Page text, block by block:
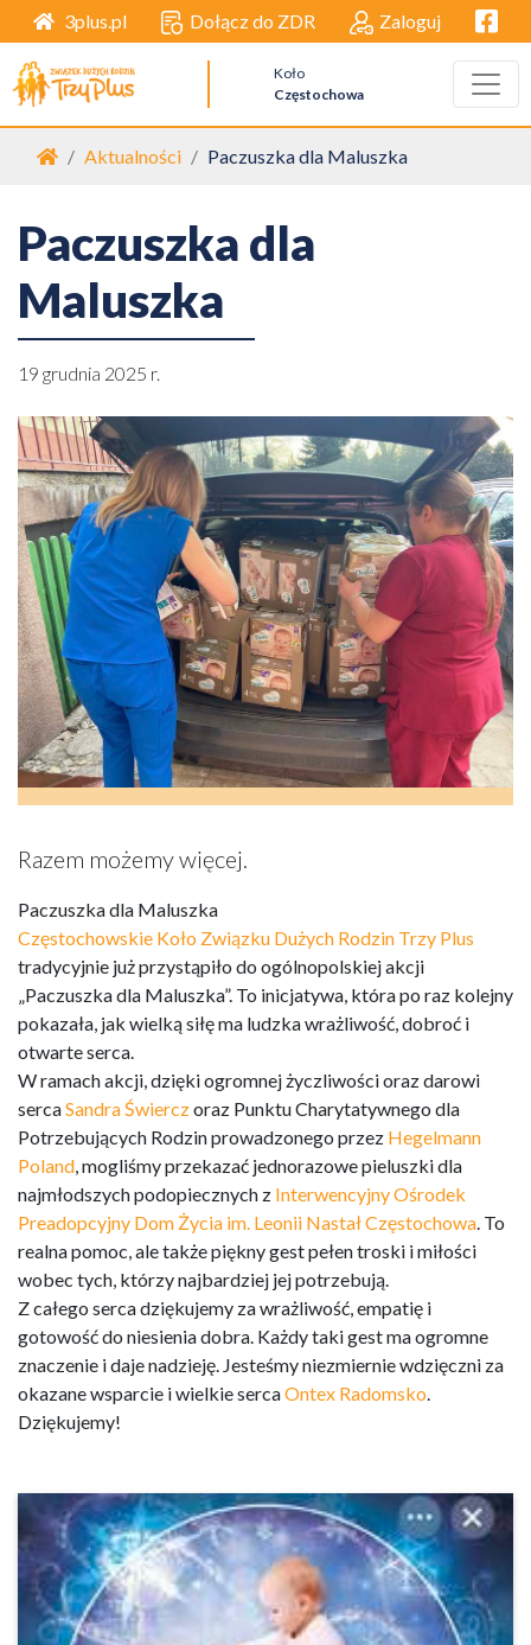
3plus.pl Dołącz do ZDR Zaloguj
Koło
Częstochowa
Strona główna
Aktualności Paczuszka dla Maluszka
Paczuszka dla
Maluszka
19 grudnia 2025 r.
Razem możemy więcej.
Paczuszka dla Maluszka
Częstochowskie Koło Związku Dużych Rodzin Trzy Plus
tradycyjnie już przystąpiło do ogólnopolskiej akcji
„Paczuszka dla Maluszka”. To inicjatywa, która po raz kolejny
pokazała, jak wielką siłę ma ludzka wrażliwość, dobroć i
otwarte serca.
W ramach akcji, dzięki ogromnej życzliwości oraz darowi
sercaSandra Świerczoraz Punktu Charytatywnego dla
Potrzebujących Rodzin prowadzonego przez Hegelmann
Poland, mogliśmy przekazać jednorazowe pieluszki dla
najmłodszych podopiecznych z Interwencyjny Ośrodek
Preadopcyjny Dom Życia im. Leonii Nastał Częstochowa. To
realna pomoc, ale także piękny gest pełen troski i miłości
wobec tych, którzy najbardziej jej potrzebują.
Z całego serca dziękujemy za wrażliwość, empatię i
gotowość do niesienia dobra. Każdy taki gest ma ogromne
znaczenie i daje nadzieję. Jesteśmy niezmiernie wdzięczni za
okazane wsparcie i wielkie sercaOntex Radomsko.
Dziękujemy!